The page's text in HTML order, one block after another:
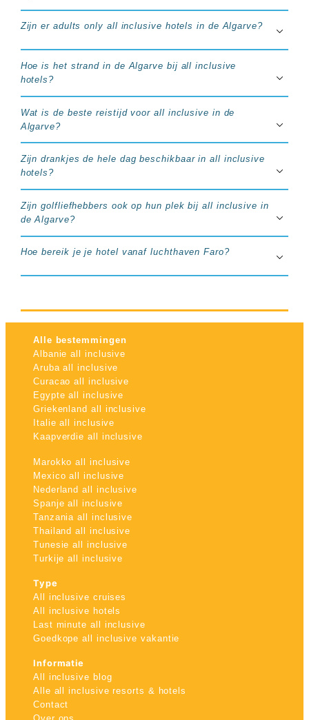
Zijn er adults only all inclusive hotels in de Algarve?
Hoe is het strand in de Algarve bij all inclusive
hotels?
Wat is de beste reistijd voor all inclusive in de
Algarve?
Zijn drankjes de hele dag beschikbaar in all inclusive
hotels?
Zijn golfliefhebbers ook op hun plek bij all inclusive in
de Algarve?
Hoe bereik je je hotel vanaf luchthaven Faro?
Alle bestemmingen
Albanie all inclusive
Aruba all inclusive
Curacao all inclusive
Egypte all inclusive
Griekenland all inclusive
Italie all inclusive
Kaapverdie all inclusive
Marokko all inclusive
Mexico all inclusive
Nederland all inclusive
Spanje all inclusive
Tanzania all inclusive
Thailand all inclusive
Tunesie all inclusive
Turkije all inclusive
Type
All inclusive cruises
All inclusive hotels
Last minute all inclusive
Goedkope all inclusive vakantie
Informatie
All inclusive blog
Alle all inclusive resorts & hotels
Contact